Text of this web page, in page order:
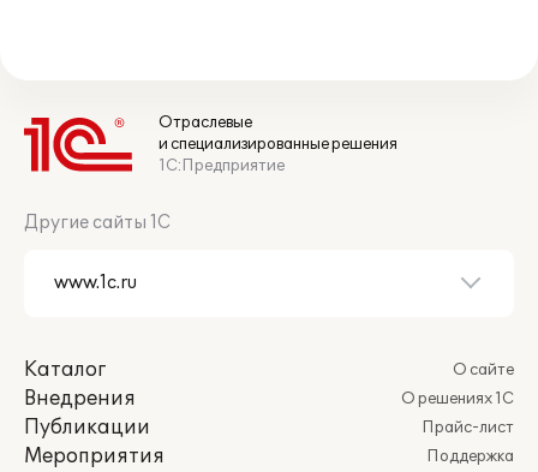
Отраслевые
и специализированные решения
1С:Предприятие
Другие сайты 1С
Каталог
Внедрения
Публикации
Мероприятия
О сайте
О решениях 1С
Прайс-лист
Поддержка